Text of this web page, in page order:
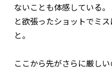
ないことも体感している
と欲張ったショットでミス
と。
ここから先がさらに厳し